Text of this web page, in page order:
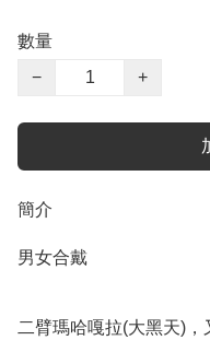
數量
−
+
簡介
男女合戴
二臂瑪哈嘎拉(大黑天)